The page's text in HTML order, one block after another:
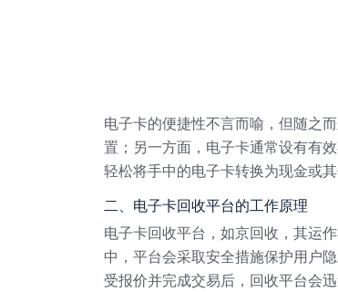
电子卡的便捷性不言而喻，但随之
置；另一方面，电子卡通常设有有
轻松将手中的电子卡转换为现金或
二、电子卡回收平台的工作原理
电子卡回收平台，如京回收，其运
中，平台会采取安全措施保护用户
受报价并完成交易后，回收平台会